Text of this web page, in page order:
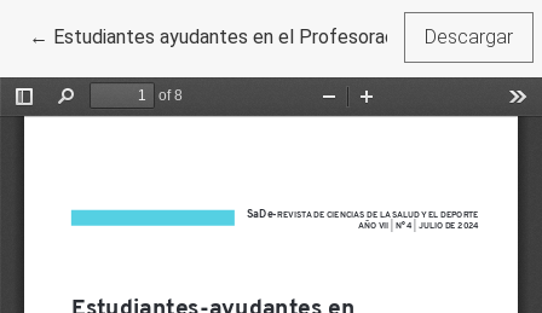
← Volver a los detalles del artículo
Estudiantes ayudantes en el Profesorado Universitario
Descargar